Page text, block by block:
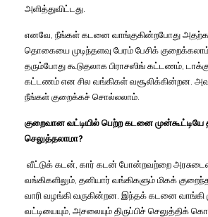
அளித்துவிட்டது
எனவே நீங்கள் கடனை வாங்குகின்றபோது
தொகையை முடிந்தளவு பேரம் பேசிக்
தரும்போது கூடுதலாக பிராசஸிங் கட்டணம்
கட்டணம் என சில வங்கிகள் வசூலிக்கின்றன
நீங்கள் குறைக்கச் சொல்லலாம்
குறைவான வட்டியில் பெற்ற கடனை முன்கூட்டியே
செலுத்தலாமா?
வீட்டுக் கடன் கார் கடன் போன்றவற்றை
வங்கிகளிலும் தனியார் வங்கிகளும் மிகக்
வாரி வழங்கி வருகின்றன இந்தக் கடனை வாங்கி
வட்டியையும் அசலையும் திருப்பிச் செலுத்திக்